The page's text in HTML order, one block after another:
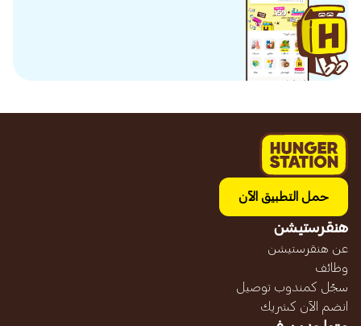
حمل التطبيق الآن
هنقرستيشن
عن هنقرستيشن
وظائف
سجّل كمندوب توصيل
انضم الآن كشريك